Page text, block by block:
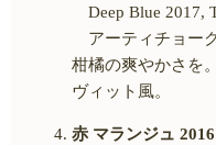
Deep Blue 2017,
アーティチョー
柑橘の爽やかさを
ヴィット風。
赤 マランジュ